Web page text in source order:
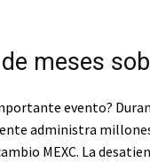
meses
evento?
administra
MEXC. La